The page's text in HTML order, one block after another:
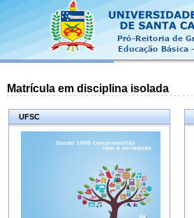
Matrícula em disciplina isolada
UFSC